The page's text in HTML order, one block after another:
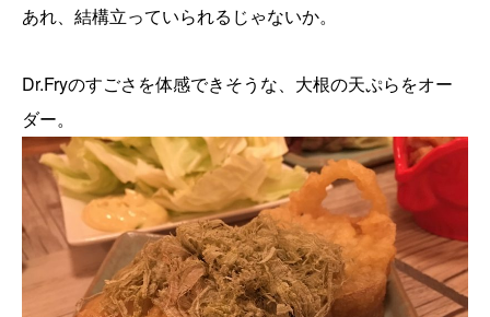
あれ、結構立っていられるじゃないか。
Dr.Fryのすごさを体感できそうな、大根の天ぷらをオー
ダー。